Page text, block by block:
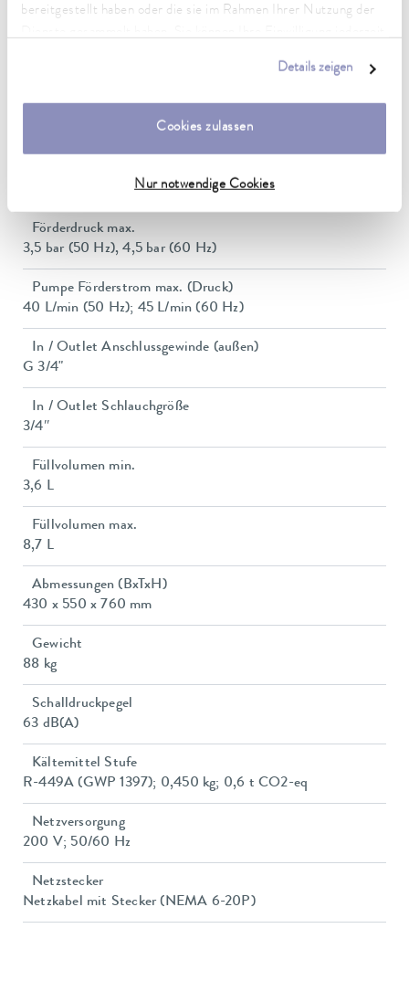
bereitgestellt haben oder die sie im Rahmen Ihrer Nutzung der
Details zeigen
Cookies zulassen
Nur notwendige Cookies
0,05 ± K
Förderdruck max.
3,5 bar (50 Hz), 4,5 bar (60 Hz)
Pumpe Förderstrom max. (Druck)
40 L/min (50 Hz); 45 L/min (60 Hz)
In / Outlet Anschlussgewinde (außen)
G 3/4"
In / Outlet Schlauchgröße
3/4″
Füllvolumen min.
3,6 L
Füllvolumen max.
8,7 L
Abmessungen (BxTxH)
430 x 550 x 760 mm
Gewicht
88 kg
Schalldruckpegel
63 dB(A)
Kältemittel Stufe
R-449A (GWP 1397); 0,450 kg; 0,6 t CO2-eq
Netzversorgung
200 V; 50/60 Hz
Netzstecker
Netzkabel mit Stecker (NEMA 6-20P)